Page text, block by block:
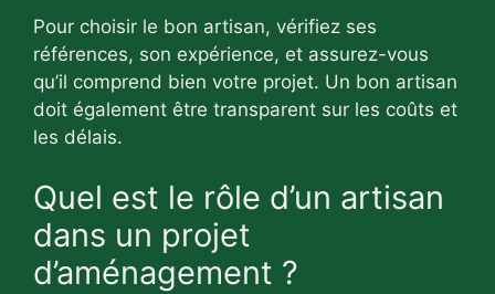
Pour choisir le bon artisan, vérifiez ses
références, son expérience, et assurez-vous
qu’il comprend bien votre projet. Un bon artisan
doit également être transparent sur les coûts et
les délais.
Quel est le rôle d’un artisan
dans un projet
d’aménagement ?